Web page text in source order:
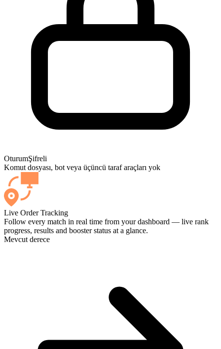
OturumŞifreli
Komut dosyası, bot veya üçüncü taraf araçları yok
Live Order Tracking
Follow every match in real time from your dashboard — live rank
progress, results and booster status at a glance.
Mevcut derece